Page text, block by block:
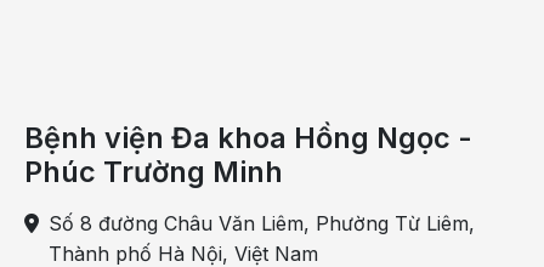
Sỏi thận tuy là bệnh lành tính nhưng nếu không điều
trị sớm sẽ dẫn đến nhiều biến chứng nguy hiểm như:
Tắc nghẽn ống mật
Bệnh viện Đa khoa Hồng Ngọc -
Phúc Trường Minh
Số 8 đường Châu Văn Liêm, Phường Từ Liêm,
Thành phố Hà Nội, Việt Nam